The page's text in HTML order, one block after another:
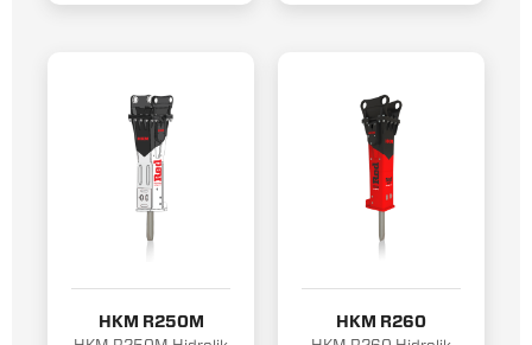
HKM R250M HKM R260